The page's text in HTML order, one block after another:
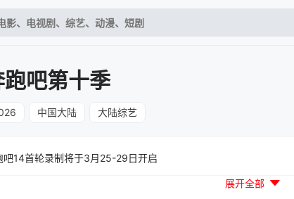
跑吧第十季
中国大陆 大陆综艺
吧14首轮录制将于3月25-29日开启
展开全部